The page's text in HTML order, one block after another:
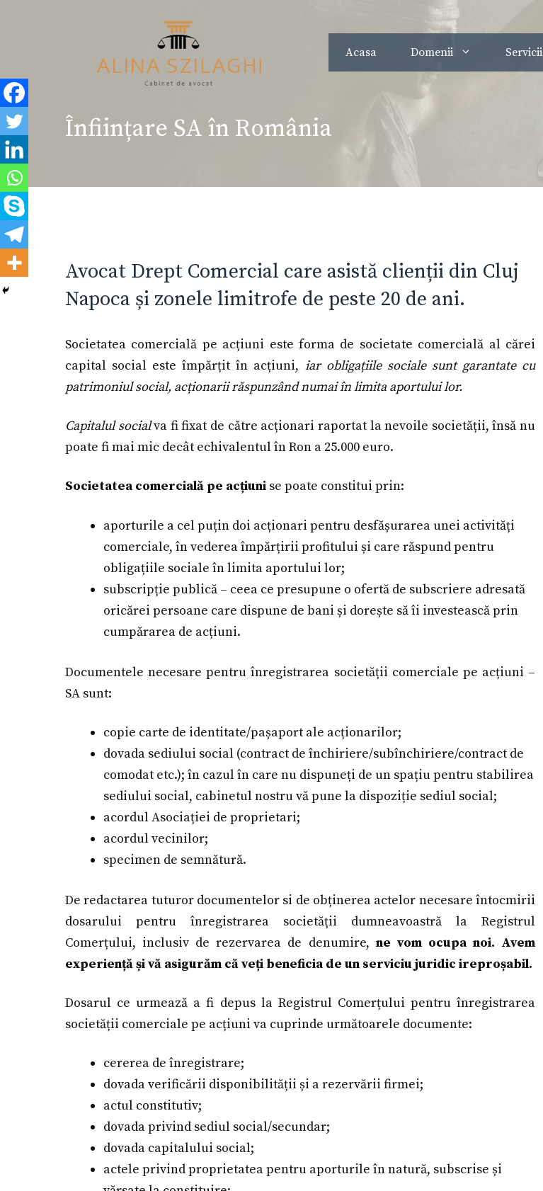
Acasa Domenii Servicii
Înființare SA în România
Avocat Drept Comercial care asistă clienții din Cluj
Napoca și zonele limitrofe de peste 20 de ani.
Societatea comercială pe acțiuni este forma de societate comercială al cărei
capital social este împărțit în acțiuni, iar obligațiile sociale sunt garantate cu
patrimoniul social, acționarii răspunzând numai în limita aportului lor.
Capitalul socialva fi fixat de către acționari raportat la nevoile societății, însă nu
poate fi mai mic decât echivalentul în Ron a 25.000 euro.
Societatea comercială pe acțiuni se poate constitui prin:
aporturile a cel puțin doi acționari pentru desfășurarea unei activități
comerciale, în vederea împărțirii profitului și care răspund pentru
obligațiile sociale în limita aportului lor;
subscripție publică – ceea ce presupune o ofertă de subscriere adresată
oricărei persoane care dispune de bani și dorește să îi investească prin
cumpărarea de acțiuni.
Documentele necesare pentru înregistrarea societății comerciale pe acțiuni –
SA sunt:
copie carte de identitate/pașaport ale acționarilor;
dovada sediului social (contract de închiriere/subînchiriere/contract de
comodat etc.); în cazul în care nu dispuneți de un spațiu pentru stabilirea
sediului social, cabinetul nostru vă pune la dispoziție sediul social;
acordul Asociației de proprietari;
acordul vecinilor;
specimen de semnătură.
De redactarea tuturor documentelor si de obținerea actelor necesare întocmirii
dosarului pentru înregistrarea societății dumneavoastră la Registrul
Comerțului, inclusiv de rezervarea de denumire, ne vom ocupa noi. Avem
experiență și vă asigurăm că veți beneficia de un serviciu juridic ireproșabil.
Dosarul ce urmează a fi depus la Registrul Comerțului pentru înregistrarea
societății comerciale pe acțiuni va cuprinde următoarele documente:
cererea de înregistrare;
dovada verificării disponibilității și a rezervării firmei;
actul constitutiv;
dovada privind sediul social/secundar;
dovada capitalului social;
actele privind proprietatea pentru aporturile în natură, subscrise și